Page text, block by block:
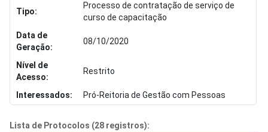
Tipo:
Processo de contratação de serviço de
curso de capacitação
Data de
Geração:
08/10/2020
Nível de
Acesso:
Restrito
Interessados: Pró-Reitoria de Gestão com Pessoas
Lista de Protocolos (28 registros):